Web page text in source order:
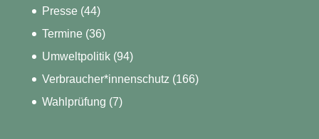
Presse(44)
Termine(36)
Umweltpolitik(94)
Verbraucher*innenschutz (166)
Wahlprüfung (7)